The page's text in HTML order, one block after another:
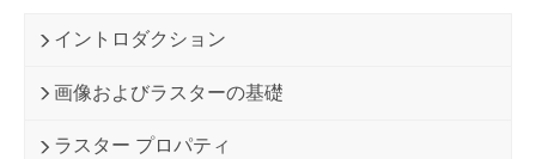
イントロダクション
画像およびラスターの基礎
ラスター プロパティ